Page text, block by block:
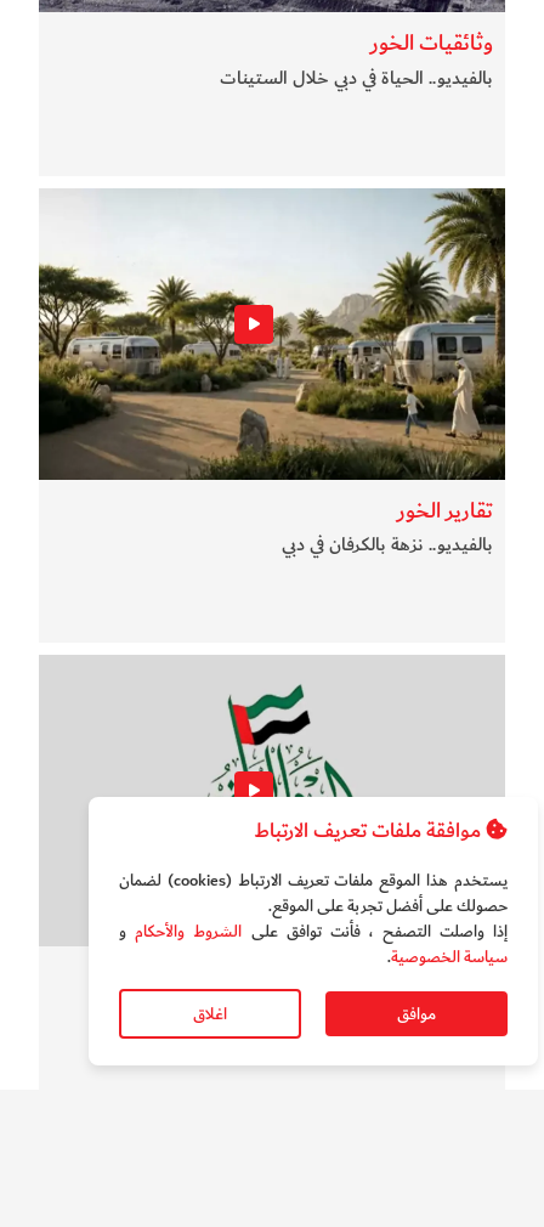
وثائقيات الخور
بالفيديو.. الحياة في دبي خلال الستينات
تقارير الخور
بالفيديو.. نزهة بالكرفان في دبي
سوالف الدار
بالفيديو.. قصائد وطنية في عيد الاتحاد ال54
موافقة ملفات تعريف الارتباط
يستخدم هذا الموقع ملفات تعريف الارتباط (cookies) لضمان
حصولك على أفضل تجربة على الموقع‏.
إذا واصلت التصفح ، فأنت توافق على الشروط والأحكامو
سياسة الخصوصية.
موافق اغلاق